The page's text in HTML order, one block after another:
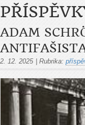
ADAM
2. 12. 2025 Rubrika: